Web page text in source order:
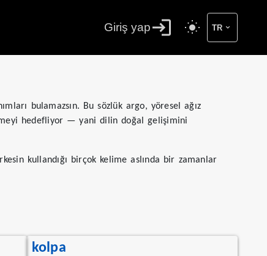
Giriş yap TR
bulamazsın. Bu sözlük argo, yöresel ağız
hedefliyor — yani dilin doğal gelişimini
kullandığı birçok kelime aslında bir zamanlar
kolpa